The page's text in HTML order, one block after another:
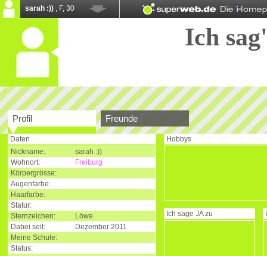
sarah :)) , F, 30
Ich
Profil Freunde
Daten
Nickname:
sarah :))
Wohnort:
Freiburg
Körpergrösse:
Augenfarbe:
Haarfarbe:
Statur:
Sternzeichen:
Löwe
Dabei seit:
Dezember 2011
Meine Schule:
Status:
Hobbys
Ich sage JAzu